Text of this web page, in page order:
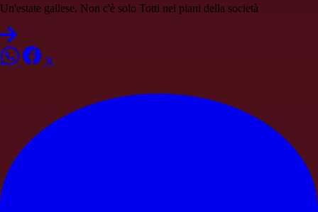
Un'estate gallese. Non c'è solo Totti nei piani della società